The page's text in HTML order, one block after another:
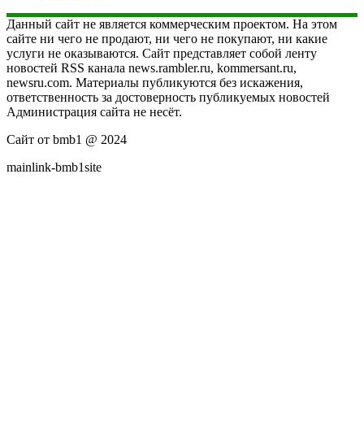
Данный сайт не является коммерческим проектом. На этом
сайте ни чего не продают, ни чего не покупают, ни какие
услуги не оказываются. Сайт представляет собой ленту
новостей RSS канала news.rambler.ru, kommersant.ru,
newsru.com. Материалы публикуются без искажения,
ответственность за достоверность публикуемых новостей
Администрация сайта не несёт.
Сайт от bmb1 @ 2024
mainlink-bmb1site